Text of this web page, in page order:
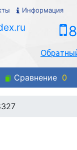
Информация
Сравнение 0